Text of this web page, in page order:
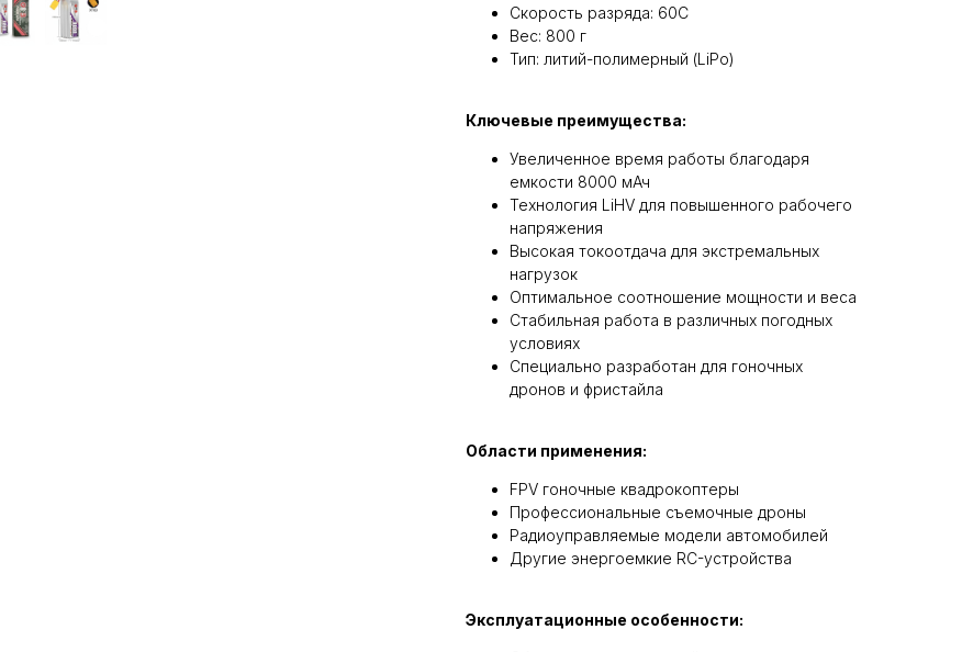
Скорость разряда: 60C
Вес: 800 г
Тип: литий-полимерный (LiPo)
Ключевые преимущества:
Увеличенное время работы благодаря
емкости 8000 мАч
Технология LiHV для повышенного рабочего
напряжения
Высокая токоотдача для экстремальных
нагрузок
Оптимальное соотношение мощности и веса
Стабильная работа в различных погодных
условиях
Специально разработан для гоночных
дронов и фристайла
Области применения:
FPV гоночные квадрокоптеры
Профессиональные съемочные дроны
Радиоуправляемые модели автомобилей
Другие энергоемкие RC-устройства
Эксплуатационные особенности: